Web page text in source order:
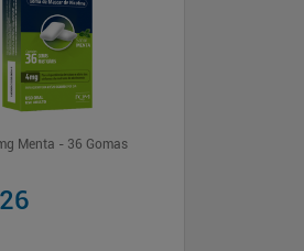
Menta - 36 Gomas